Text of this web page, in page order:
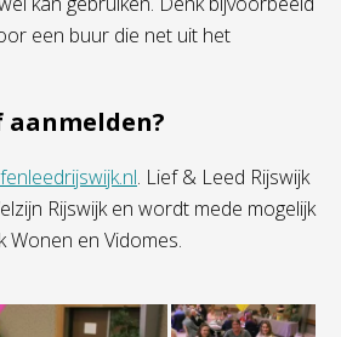
een buur die net uit het
aanmelden?
. Lief & Leed Rijswijk
Rijswijk en wordt mede mogelijk
Wonen en Vidomes.